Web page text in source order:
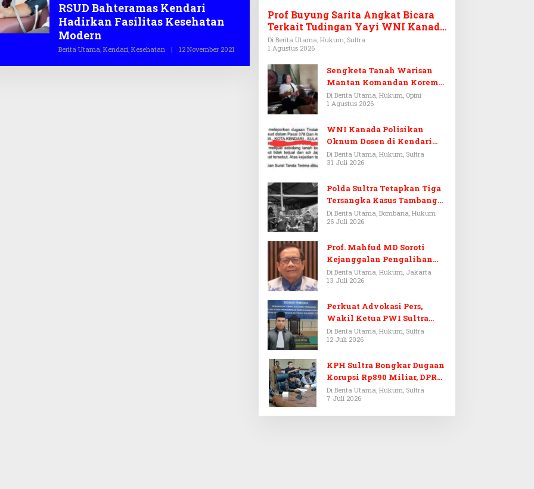
RSUD Bahteramas Kendari
Hadirkan Fasilitas Kesehatan
Modern
Berita Utama, Kendari, Kesehatan | 12 November 2021
E
Prof Buyung Sarita Angkat Bicara
Terkait Tudingan Yayi WNI Kanada
Ditagih Utang Rp3,6 Miliar
Di Berita Utama, Hukum, Sultra
1 Agustus 2026
Sengketa Tanah Warisan
Mantan Komandan Korem
143/HO, Ketika Warisan
Menjadi Arena Pemerasan
Di Berita Utama, Hukum, Opini
1 Agustus 2026
WNI Kanada Polisikan
Oknum Dosen di Kendari
Terkait Aset Puluhan Miliar
Di Berita Utama, Hukum, Sultra
31 Juli 2026
Polda Sultra Tetapkan Tiga
Tersangka Kasus Tambang
Emas Ilegal di Bombana
Di Berita Utama, Bombana, Hukum
26 Juli 2026
Prof. Mahfud MD Soroti
Kejanggalan Pengalihan
Penyelidikan Tersangka
Febrie Adriansyah
Di Berita Utama, Hukum, Jakarta
13 Juli 2026
Perkuat Advokasi Pers,
Wakil Ketua PWI Sultra
Resmi Dilantik Menjadi
Advokat PERADI
Di Berita Utama, Hukum, Sultra
12 Juli 2026
KPH Sultra Bongkar Dugaan
Korupsi Rp890 Miliar, DPRD
Sultra Gelar RDP
Di Berita Utama, Hukum, Sultra
7 Juli 2026